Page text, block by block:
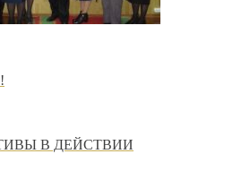
В ДЕЙСТВИИ